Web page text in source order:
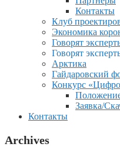
Контакты
Клуб
Экономика
Говорят
Говорят
Арктика
Гайдаровский
Конкурс
Заявка/
Контакты
Archives